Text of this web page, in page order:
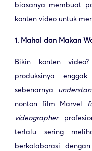
biasanya membuat
konten video untuk
1. Mahal dan Makan
Bikin konten
produksinya
sebenarnya
nonton film Marvel
videographer
terlalu sering
berkolaborasi dengan